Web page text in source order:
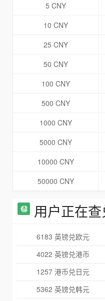
5 CNY
10 CNY
25 CNY
50 CNY
100 CNY
500 CNY
1000 CNY
5000 CNY
10000 CNY
50000 CNY
用户正在查
6183 英镑兑欧元
4022 英镑兑港币
1257 港币兑日元
5362 英镑兑韩元